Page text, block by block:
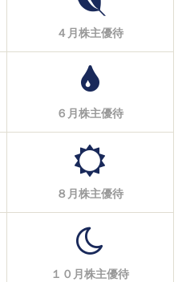
４月株主優待
６月株主優待
８月株主優待
１０月株主優待